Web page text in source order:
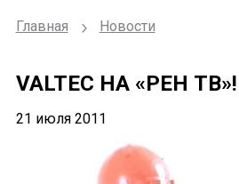
Главная Новости
VALTEC НА «РЕН ТВ»!
21 июля 2011